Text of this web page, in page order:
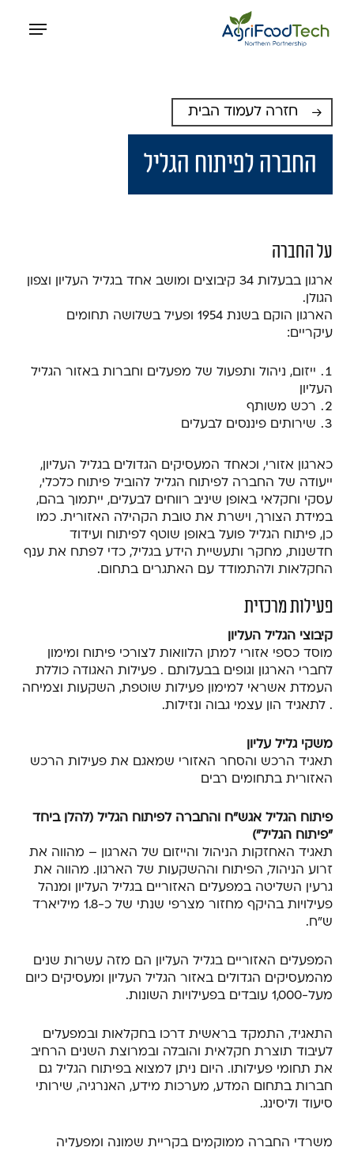
חזרה לעמוד הבית
החברה לפיתוח הגליל
על החברה
ארגון בבעלות 34 קיבוצים ומושב אחד בגליל העליון וצפון
הגולן.
הארגון הוקם בשנת 1954 ופעיל בשלושה תחומים
עיקריים:
ייזום, ניהול ותפעול של מפעלים וחברות באזור הגליל
העליון
רכש משותף
שירותים פיננסים לבעלים
כארגון אזורי, וכאחד המעסיקים הגדולים בגליל העליון,
ייעודה של החברה לפיתוח הגליל להוביל פיתוח כלכלי,
עסקי וחקלאי באופן שיניב רווחים לבעלים, ייתמוך בהם,
במידת הצורך, וישרת את טובת הקהילה האזורית. כמו
כן, פיתוח הגליל פועל באופן שוטף לפיתוח ועידוד
חדשנות, מחקר ותעשיית הידע בגליל, כדי לפתח את ענף
החקלאות ולהתמודד עם האתגרים בתחום.
פעילות מרכזית
קיבוצי הגליל העליון
מוסד כספי אזורי למתן הלוואות לצורכי פיתוח ומימון
לחברי הארגון וגופים בבעלותם . פעילות האגודה כוללת
העמדת אשראי למימון פעילות שוטפת, השקעות וצמיחה
. לתאגיד הון עצמי גבוה ונזילות.
משקי גליל עליון
תאגיד הרכש והסחר האזורי שמאגם את פעילות הרכש
האזורית בתחומים רבים
פיתוח הגליל אגש"ח והחברה לפיתוח הגליל (להלן ביחד
"פיתוח הגליל")
תאגיד האחזקות הניהול והייזום של הארגון – מהווה את
זרוע הניהול, הפיתוח וההשקעות של הארגון. מהווה את
גרעין השליטה במפעלים האזוריים בגליל העליון ומנהל
פעילויות בהיקף מחזור מצרפי שנתי של כ-1.8 מיליארד
ש"ח.
המפעלים האזוריים בגליל העליון הם מזה עשרות שנים
מהמעסיקים הגדולים באזור הגליל העליון ומעסיקים כיום
מעל-1,000 עובדים בפעילויות השונות.
התאגיד, התמקד בראשית דרכו בחקלאות ובמפעלים
לעיבוד תוצרת חקלאית והובלה ובמרוצת השנים הרחיב
את תחומי פעילותו. היום ניתן למצוא בפיתוח הגליל גם
חברות בתחום המדע, מערכות מידע, האנרגיה, שירותי
סיעוד וליסינג.
משרדי החברה ממוקמים בקריית שמונה ומפעליה